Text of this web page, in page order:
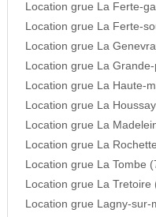
Location grue La Ferte-
Location grue La Ferte-
Location grue La
Location grue La
Location grue La Haute-
Location grue La
Location grue La
Location grue La
Location grue La Tombe
Location grue La Tretoire
Location grue Lagny-sur-